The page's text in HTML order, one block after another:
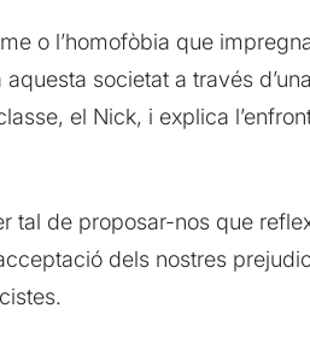
o l’homofòbia que
societat a través
el Nick, i explica
tal de proposar-nos que
dels nostres